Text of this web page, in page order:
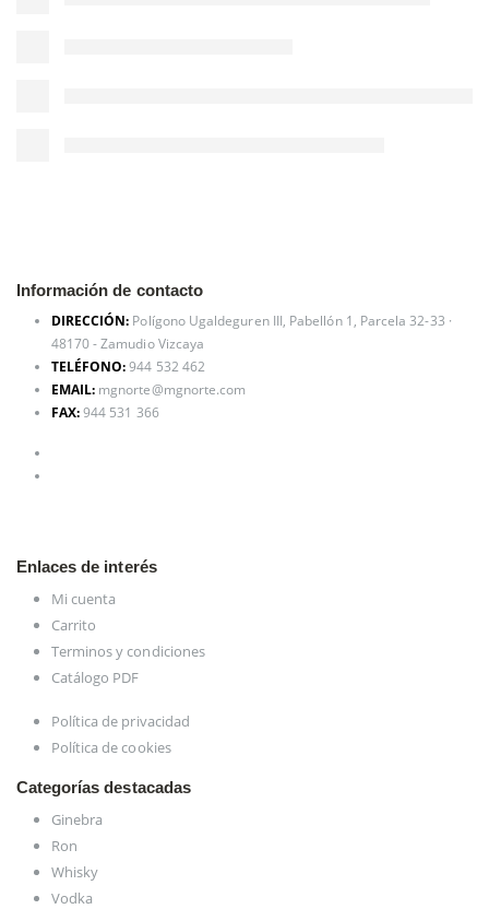
Información de contacto
DIRECCIÓN: Polígono Ugaldeguren III, Pabellón 1, Parcela 32-33 ·
48170 - Zamudio Vizcaya
TELÉFONO:944 532 462
EMAIL: mgnorte@mgnorte.com
FAX:944 531 366
Enlaces de interés
Mi cuenta
Carrito
Terminos y condiciones
Catálogo PDF
Política de privacidad
Política de cookies
Categorías destacadas
Ginebra
Ron
Whisky
Vodka